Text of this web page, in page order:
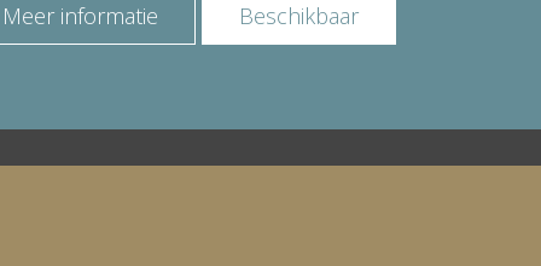
Meer informatie Beschikbaar